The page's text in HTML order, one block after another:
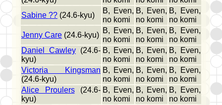
Sabine ?? (24.6-kyu)
B, Even,
no komi
B, Even,
no komi
B, Even,
no komi
Jenny Care (24.6-kyu)
B, Even,
no komi
B, Even,
no komi
B, Even,
no komi
Daniel Cawley (24.6-
kyu)
B, Even,
no komi
B, Even,
no komi
B, Even,
no komi
Victoria Kingsman
(24.6-kyu)
B, Even,
no komi
B, Even,
no komi
B, Even,
no komi
Alice Proulers(24.6-
kyu)
B, Even,
no komi
B, Even,
no komi
B, Even,
no komi